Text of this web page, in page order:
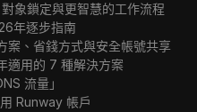
象鎖定與更智慧的工作流程
年逐步指南
、省錢方式與安全帳號共享
適用的 7 種解決方案
流量」
Runway 帳戶